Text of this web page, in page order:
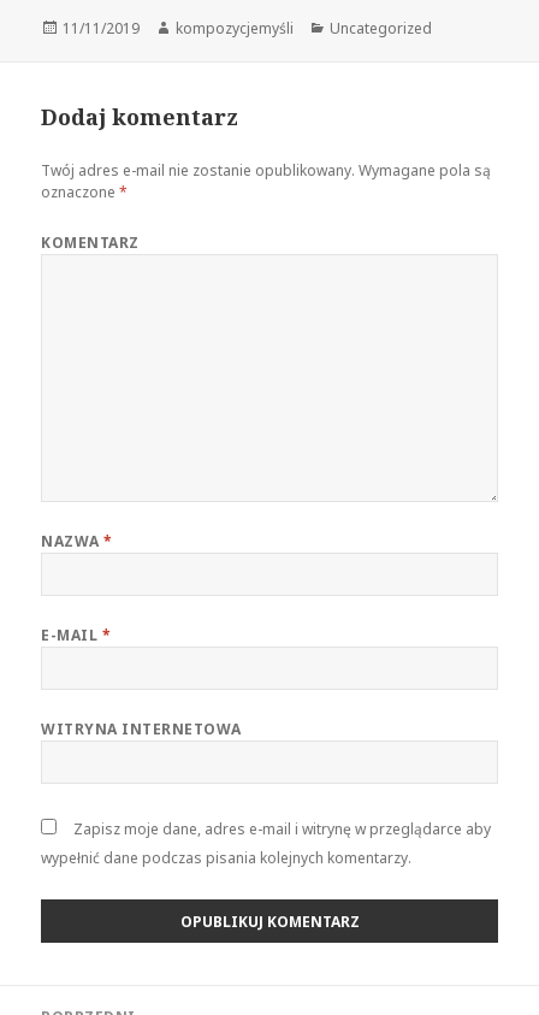
Data
11/11/2019 Autor
kompozycjemyśli Kategorie
Uncategorized
Dodaj komentarz
Twój adres e-mail nie zostanie opublikowany. Wymagane pola są
oznaczone*
KOMENTARZ
NAZWA*
E-MAIL *
WITRYNA INTERNETOWA
Zapisz moje dane, adres e-mail i witrynę w przeglądarce aby
wypełnić dane podczas pisania kolejnych komentarzy.